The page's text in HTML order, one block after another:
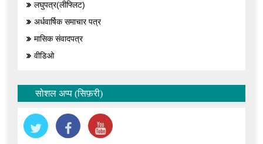
लघुपत्र(लीफ्लिट)
अर्धवार्षिक समाचार पत्र
मासिक संवादपत्र
वीडिओ
सोशल अप्प (सिफ़री)